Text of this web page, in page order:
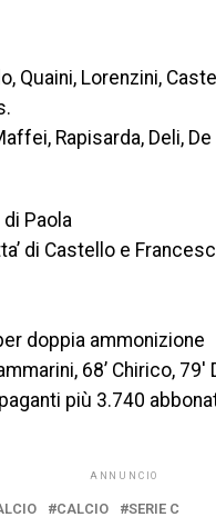
Quaini, Lorenzini,
Rapisarda, Deli,
Paola
di Castello e
doppia ammonizione
68’ Chirico, 79′
più 3.740
ANNUNCIO
CALCIO SERIE C